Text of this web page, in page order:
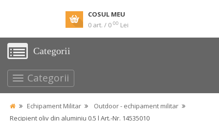
COSUL MEU
0 art. / 0 00 Lei
Categorii
Categorii
Echipament Militar
Outdoor - echipament militar
Recipient oliv din aluminiu 0.5 l Art.-Nr. 14535010